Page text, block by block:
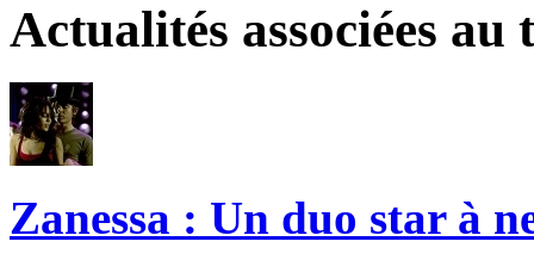
Actualités associées au
Zanessa : Un duo star à